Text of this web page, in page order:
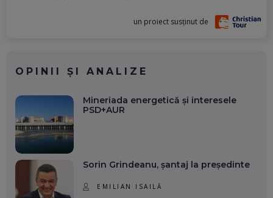
un proiect susținut de
OPINII ȘI ANALIZE
Mineriada energetică și interesele
PSD+AUR
Sorin Grindeanu, șantaj la președinte
EMILIAN ISAILĂ